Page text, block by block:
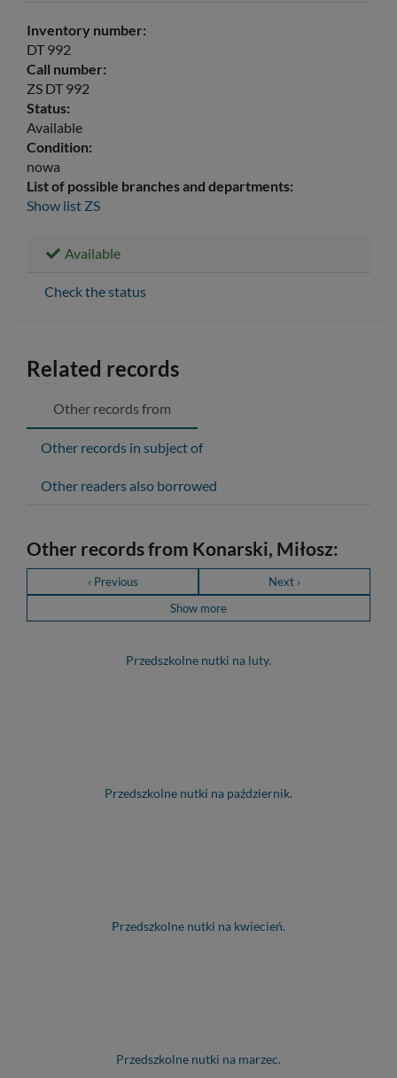
Inventory number:
DT 992
Call number:
ZS DT 992
Status:
Available
Condition:
nowa
List of possible branches and departments:
Show list ZS
Available
Check the status
Related records
Other records from
Other records in subject of
Other readers also borrowed
Other records from Konarski, Miłosz:
‹ Previous
Next ›
Show more
Przedszkolne nutki na luty.
Przedszkolne nutki na październik.
Przedszkolne nutki na kwiecień.
Przedszkolne nutki na marzec.